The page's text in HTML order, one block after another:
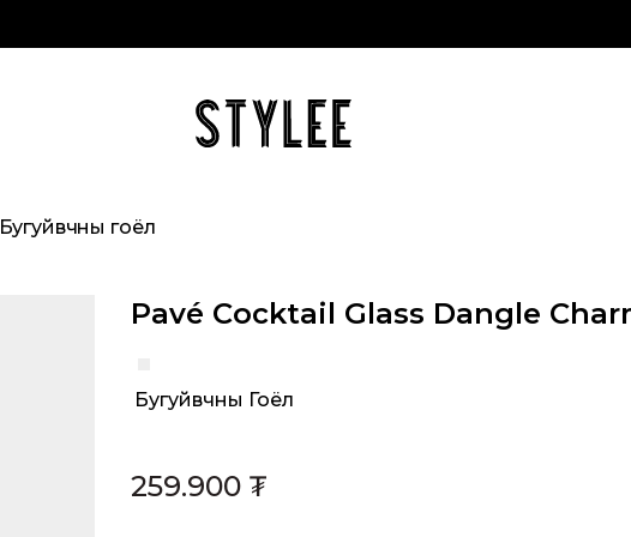
Бугуйвчны гоёл
Pavé Cocktail Glass Dangle
Бугуйвчны Гоёл
259.900 ₮